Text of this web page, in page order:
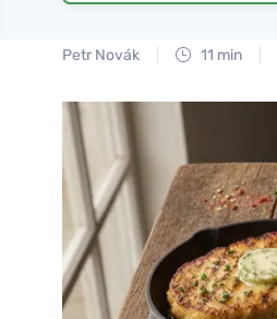
Petr Novák 11 min